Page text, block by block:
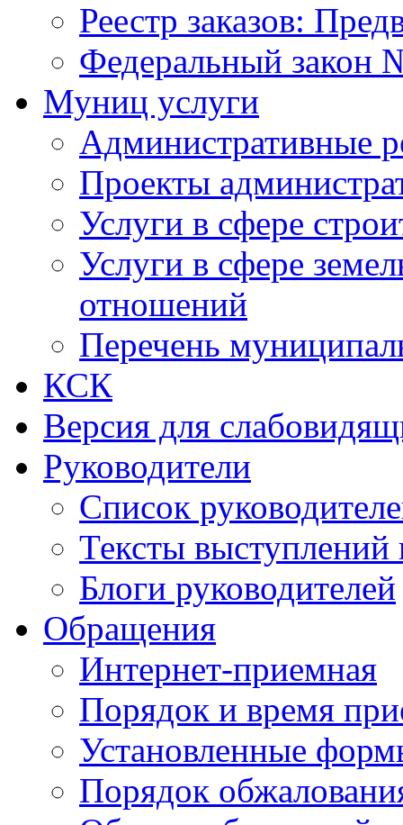
Реестр заказов:
Федеральный закон
Муниц услуги
Административные
Проекты
Услуги в сфере
Услуги в сфере
отношений
Перечень
КСК
Версия для
Руководители
Список
Тексты выступлений
Блоги руководителей
Обращения
Интернет-приемная
Порядок и время
Установленные
Порядок